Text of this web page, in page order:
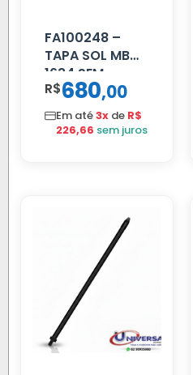
FA100248 –
TAPA SOL MB
1634 SEM
SUPORTE FIBRA
R$680,00
Em até3x de R$
226,66 sem juros